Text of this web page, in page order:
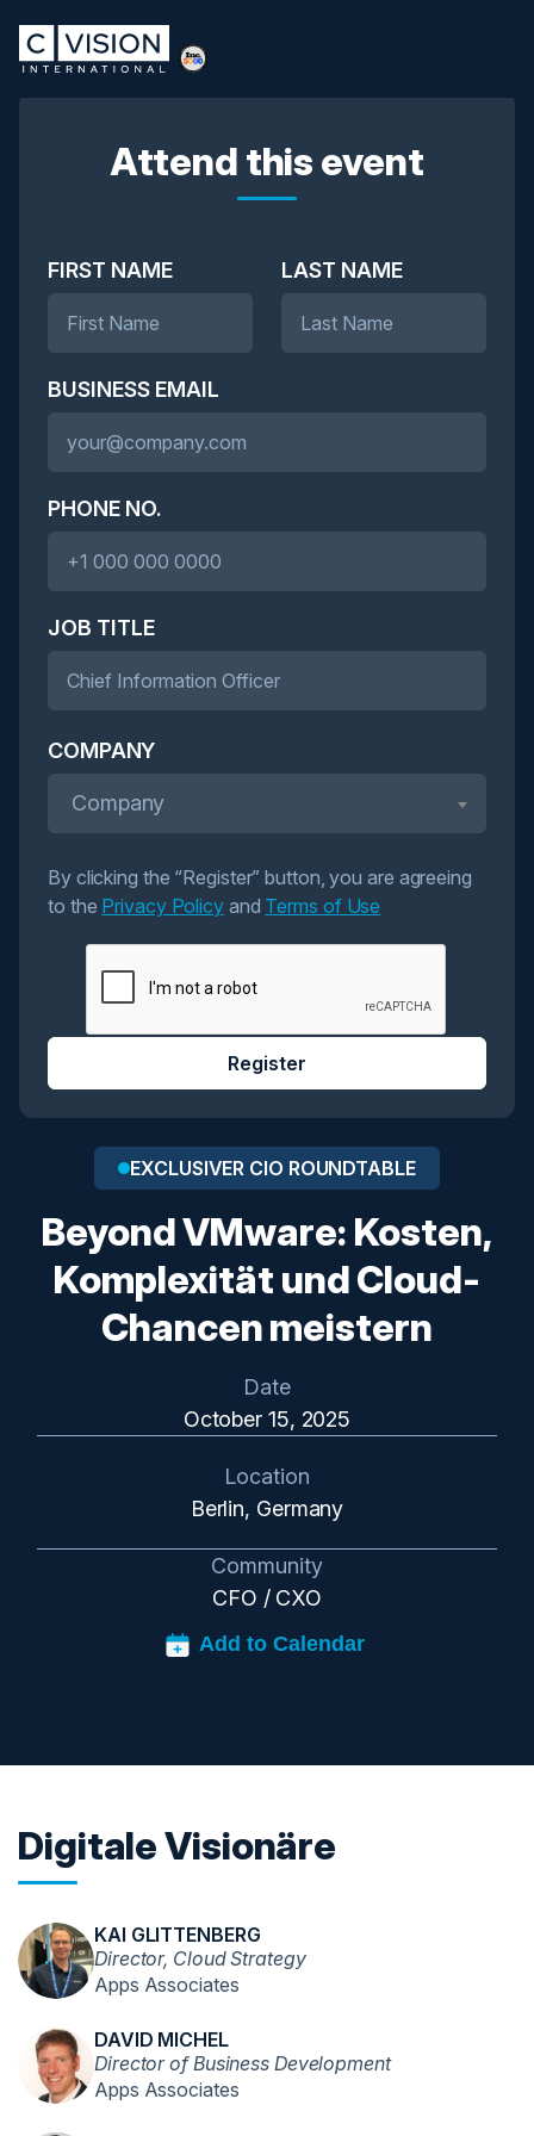
EXCLUSIVER CIO ROUNDTABLE
Beyond VMware: Kosten,
Komplexität und Cloud-
Chancen meistern
Date
October 15, 2025
Location
Berlin, Germany
Community
CFO / CXO
Attend this event
FIRST NAME LAST NAME
BUSINESS EMAIL
PHONE NO.
JOB TITLE
COMPANY
Company
By clicking the “Register” button, you are agreeing
to the Privacy Policyand Terms of Use
Register
Digitale Visionäre
KAI GLITTENBERG
Director, Cloud Strategy
Apps Associates
DAVID MICHEL
Director of Business Development
Apps Associates